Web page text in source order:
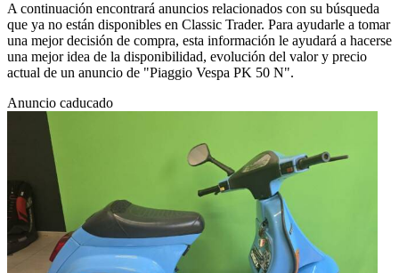
A continuación encontrará anuncios relacionados con su búsqueda
que ya no están disponibles en Classic Trader. Para ayudarle a tomar
una mejor decisión de compra, esta información le ayudará a hacerse
una mejor idea de la disponibilidad, evolución del valor y precio
actual de un anuncio de "Piaggio Vespa PK 50 N".
Anuncio caducado